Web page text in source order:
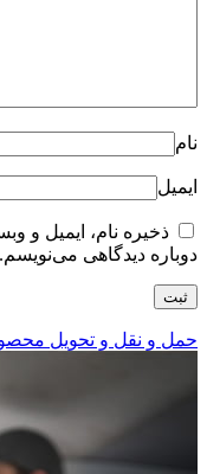
نام
ایمیل
ذخیره نام، ایمیل و
دوباره دیدگاهی می‌نویسم.
حمل و نقل و تحویل